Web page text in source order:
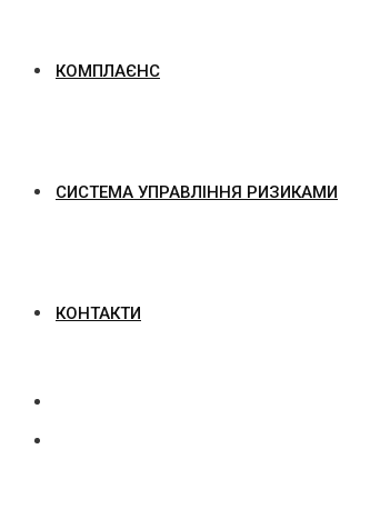
КОМПЛАЄНС
СИСТЕМА УПРАВЛІННЯ РИЗИКАМИ
КОНТАКТИ